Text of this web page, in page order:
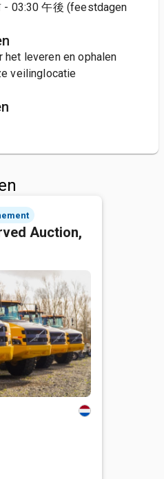
- 03:30 午後 (feestdagen
leveren en ophalen
veilinglocatie
Auction,